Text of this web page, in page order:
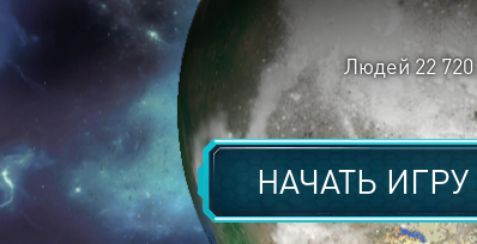
Людей 22 720
НАЧАТЬ ИГРУ